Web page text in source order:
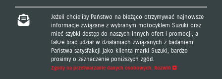
Klauzula informacyjna dotycząca przetwarzania danych
osobowych
Administratorem podanych przez Państwa danych osobowych
jest Suzuki Motor Poland Sp. z o.o. z siedzibą w Warszawie
przy ul. Połczyńskiej 10 (tel. 22 329 41 00) 01-378 Warszawa,
wpisana do rejestru przedsiębiorców KRS prowadzonego przez
Sąd Rejonowy dla m.st. Warszawy w Warszawie, XII Wydział
Jeżeli chcieliby Państwo na bieżąco otrzymywać najnowsze
informacje związane z wybranym motocyklem Suzuki oraz
mieć szybki dostęp do naszych innych ofert i promocji, a
także brać udział w działaniach związanych z badaniem
Państwa satysfakcji jako klienta marki Suzuki, bardzo
prosimy o zaznaczenie poniższych zgód.
Zgody na przetwarzanie danych osobowych. Rozwiń